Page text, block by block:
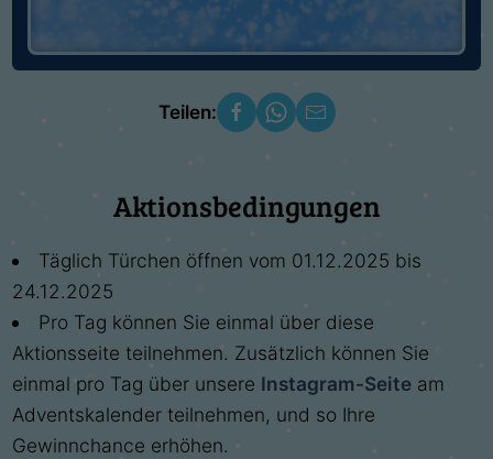
Teilen:
Aktionsbedingungen
Täglich Türchen öffnen vom 01.12.2025 bis
24.12.2025
Pro Tag können Sie einmal über diese
Aktionsseite teilnehmen. Zusätzlich können Sie
einmal pro Tag über unsere Instagram-Seite am
Adventskalender teilnehmen, und so Ihre
Gewinnchance erhöhen.